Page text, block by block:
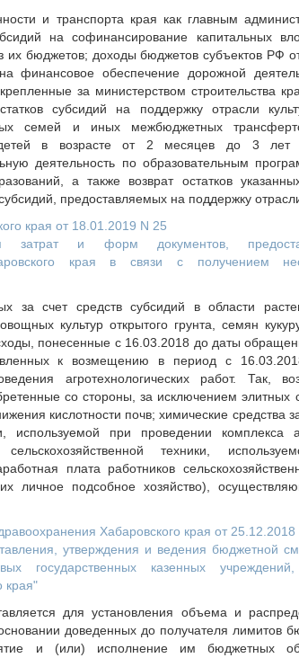
и транспорта края как главным
на софинансирование капитальных
их бюджетов; доходы бюджетов субъектов РФ
финансовое обеспечение дорожной
за министерством строительства
субсидий на поддержку отрасли
семей и иных межбюджетных
в возрасте от 2 месяцев до 3 лет в
деятельность по образовательным
а также возврат остатков
предоставляемых на поддержку отрасли
края от 18.01.2019 N 25
и форм документов,
края в связи с получением
за счет средств субсидий в области
культур открытого грунта, семян
понесенные с 16.03.2018 до даты
к возмещению в период с
агротехнологических работ. Так,
со стороны, за исключением элитных
кислотности почв; химические средства
используемой при проведении комплекса
техники,
плата работников
личное подсобное хозяйство),
Хабаровского края от
утверждения и ведения бюджетной
государственных казенных учреждений,
края"
для установления объема и
доведенных до получателя лимитов
и (или) исполнение им бюджетных